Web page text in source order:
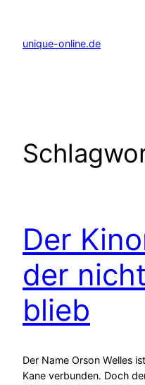
springen
unique-online.de
Der
der
blieb
Der Name Orson Welles
Kane verbunden. Doch